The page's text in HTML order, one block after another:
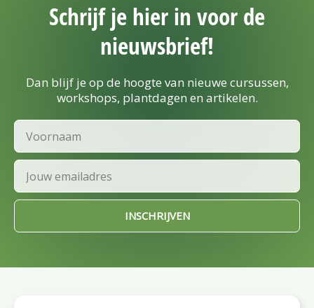
Schrijf je hier in voor de
nieuwsbrief!
Dan blijf je op de hoogte van nieuwe cursussen,
workshops, plantdagen en artikelen.
Voornaam
Email
INSCHRIJVEN